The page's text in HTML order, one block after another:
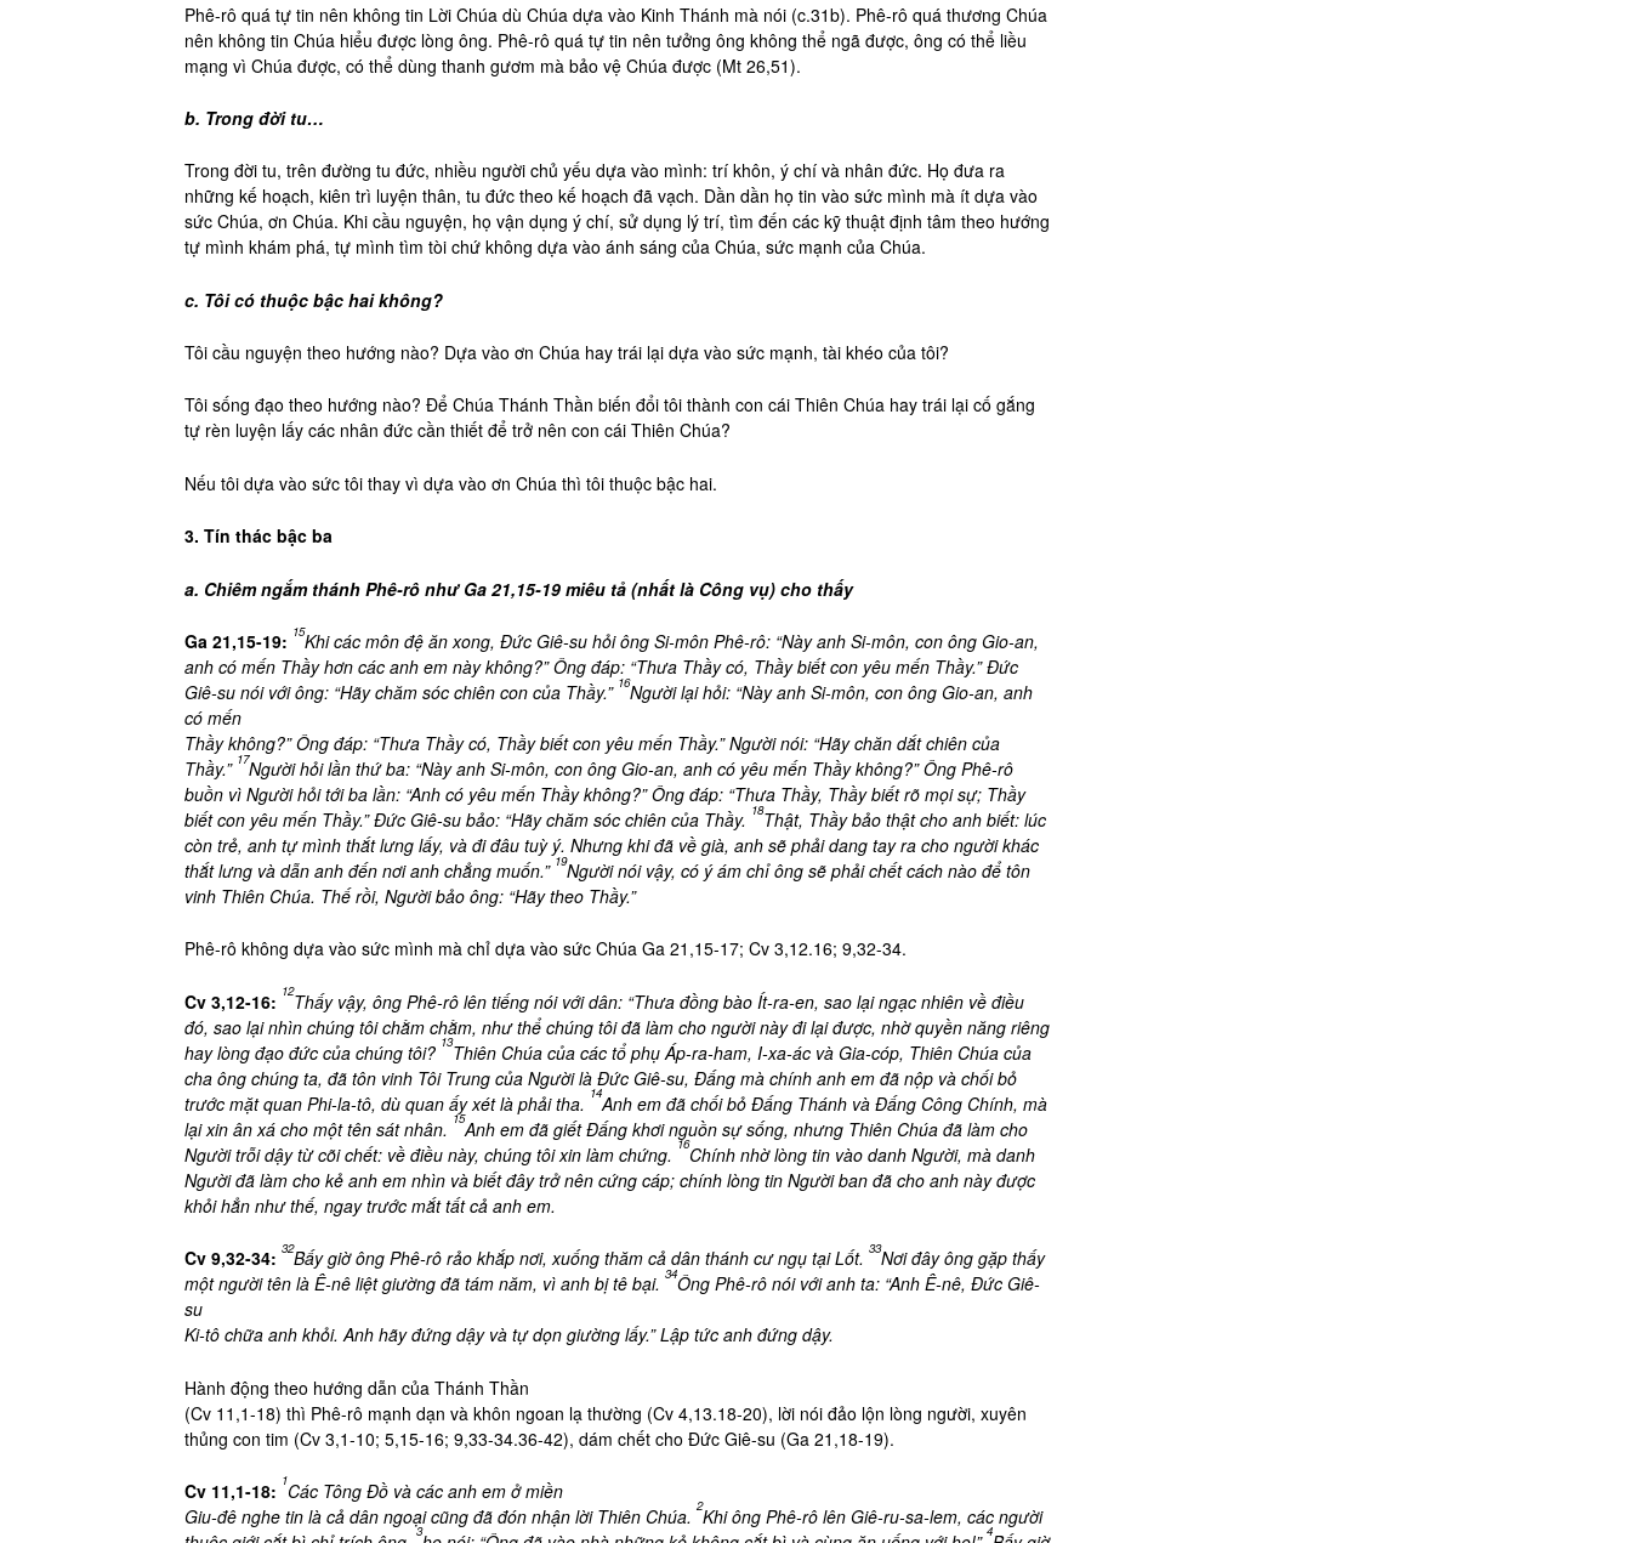
Phê-rô quá tự tin nên không tin Lời Chúa dù Chúa dựa vào Kinh Thánh mà nói (c.31b). Phê-rô quá thương Chúa
nên không tin Chúa hiểu được lòng ông. Phê-rô quá tự tin nên tưởng ông không thể ngã được, ông có thể liều
mạng vì Chúa được, có thể dùng thanh gươm mà bảo vệ Chúa được (Mt 26,51).
b. Trong đời tu…
Trong đời tu, trên đường tu đức, nhiều người chủ yếu dựa vào mình: trí khôn, ý chí và nhân đức. Họ đưa ra
những kế hoạch, kiên trì luyện thân, tu đức theo kế hoạch đã vạch. Dần dần họ tin vào sức mình mà ít dựa vào
sức Chúa, ơn Chúa. Khi cầu nguyện, họ vận dụng ý chí, sử dụng lý trí, tìm đến các kỹ thuật định tâm theo hướng
tự mình khám phá, tự mình tìm tòi chứ không dựa vào ánh sáng của Chúa, sức mạnh của Chúa.
c. Tôi có thuộc bậc hai không?
Tôi cầu nguyện theo hướng nào? Dựa vào ơn Chúa hay trái lại dựa vào sức mạnh, tài khéo của tôi?
Tôi sống đạo theo hướng nào? Để Chúa Thánh Thần biến đổi tôi thành con cái Thiên Chúa hay trái lại cố gắng
tự rèn luyện lấy các nhân đức cần thiết để trở nên con cái Thiên Chúa?
Nếu tôi dựa vào sức tôi thay vì dựa vào ơn Chúa thì tôi thuộc bậc hai.
3. Tín thác bậc ba
a. Chiêm ngắm thánh Phê-rô như Ga 21,15-19 miêu tả (nhất là Công vụ) cho thấy
Ga 21,15-19: 15Khi các môn đệ ăn xong, Đức Giê-su hỏi ông Si-môn Phê-rô: “Này anh Si-môn, con ông Gio-an,
anh có mến Thầy hơn các anh em này không?” Ông đáp: “Thưa Thầy có, Thầy biết con yêu mến Thầy.” Đức
Giê-su nói với ông: “Hãy chăm sóc chiên con của Thầy.” 16Người lại hỏi: “Này anh Si-môn, con ông Gio-an, anh
có mến
Thầy không?” Ông đáp: “Thưa Thầy có, Thầy biết con yêu mến Thầy.” Người nói: “Hãy chăn dắt chiên của
Thầy.” 17Người hỏi lần thứ ba: “Này anh Si-môn, con ông Gio-an, anh có yêu mến Thầy không?” Ông Phê-rô
buồn vì Người hỏi tới ba lần: “Anh có yêu mến Thầy không?” Ông đáp: “Thưa Thầy, Thầy biết rõ mọi sự; Thầy
biết con yêu mến Thầy.” Đức Giê-su bảo: “Hãy chăm sóc chiên của Thầy. 18Thật, Thầy bảo thật cho anh biết: lúc
còn trẻ, anh tự mình thắt lưng lấy, và đi đâu tuỳ ý. Nhưng khi đã về già, anh sẽ phải dang tay ra cho người khác
thắt lưng và dẫn anh đến nơi anh chẳng muốn.” 19Người nói vậy, có ý ám chỉ ông sẽ phải chết cách nào để tôn
vinh Thiên Chúa. Thế rồi, Người bảo ông: “Hãy theo Thầy.”
Phê-rô không dựa vào sức mình mà chỉ dựa vào sức Chúa Ga 21,15-17; Cv 3,12.16; 9,32-34.
Cv 3,12-16: 12Thấy vậy, ông Phê-rô lên tiếng nói với dân: “Thưa đồng bào Ít-ra-en, sao lại ngạc nhiên về điều
đó, sao lại nhìn chúng tôi chằm chằm, như thể chúng tôi đã làm cho người này đi lại được, nhờ quyền năng riêng
hay lòng đạo đức của chúng tôi? 13Thiên Chúa của các tổ phụ Áp-ra-ham, I-xa-ác và Gia-cóp, Thiên Chúa của
cha ông chúng ta, đã tôn vinh Tôi Trung của Người là Đức Giê-su, Đấng mà chính anh em đã nộp và chối bỏ
trước mặt quan Phi-la-tô, dù quan ấy xét là phải tha. 14Anh em đã chối bỏ Đấng Thánh và Đấng Công Chính, mà
lại xin ân xá cho một tên sát nhân. 15Anh em đã giết Đấng khơi nguồn sự sống, nhưng Thiên Chúa đã làm cho
Người trỗi dậy từ cõi chết: về điều này, chúng tôi xin làm chứng. 16Chính nhờ lòng tin vào danh Người, mà danh
Người đã làm cho kẻ anh em nhìn và biết đây trở nên cứng cáp; chính lòng tin Người ban đã cho anh này được
khỏi hẳn như thế, ngay trước mắt tất cả anh em.
Cv 9,32-34: 32Bấy giờ ông Phê-rô rảo khắp nơi, xuống thăm cả dân thánh cư ngụ tại Lốt. 33Nơi đây ông gặp thấy
một người tên là Ê-nê liệt giường đã tám năm, vì anh bị tê bại. 34Ông Phê-rô nói với anh ta: “Anh Ê-nê, Đức Giê-
su
Ki-tô chữa anh khỏi. Anh hãy đứng dậy và tự dọn giường lấy.” Lập tức anh đứng dậy.
Hành động theo hướng dẫn của Thánh Thần
(Cv 11,1-18) thì Phê-rô mạnh dạn và khôn ngoan lạ thường (Cv 4,13.18-20), lời nói đảo lộn lòng người, xuyên
thủng con tim (Cv 3,1-10; 5,15-16; 9,33-34.36-42), dám chết cho Đức Giê-su (Ga 21,18-19).
Cv 11,1-18: 1Các Tông Đồ và các anh em ở miền
Giu-đê nghe tin là cả dân ngoại cũng đã đón nhận lời Thiên Chúa. 2Khi ông Phê-rô lên Giê-ru-sa-lem, các người
3 4